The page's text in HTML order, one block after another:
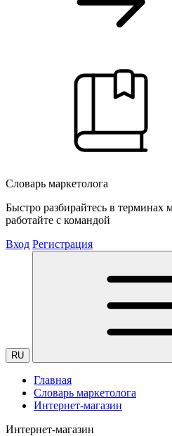
Словарь маркетолога
Быстро разбирайтесь в терминах
работайте с командой
Вход Регистрация
RU
Главная
Словарь маркетолога
Интернет-магазин
Интернет-магазин